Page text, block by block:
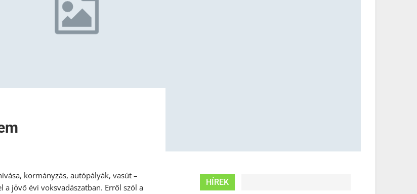
kormányzás, autópályák, vasút –
jövő évi voksvadászatban. Erről szól a
HÍREK